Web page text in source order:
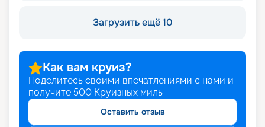
Загрузить ещё 10
Как вам круиз?
Поделитесь своими впечатлениями с нами и
получите 500 Круизных миль
Оставить отзыв